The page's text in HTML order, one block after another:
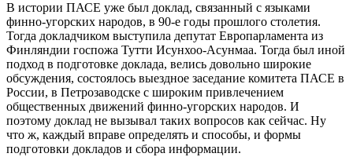
В истории ПАСЕ уже был доклад, связанный с языками
финно-угорских народов, в 90-е годы прошлого столетия.
Тогда докладчиком выступила депутат Европарламента из
Финляндии госпожа Тутти Исунхоо-Асунмаа. Тогда был иной
подход в подготовке доклада, велись довольно широкие
обсуждения, состоялось выездное заседание комитета ПАСЕ в
России, в Петрозаводске с широким привлечением
общественных движений финно-угорских народов. И
поэтому доклад не вызывал таких вопросов как сейчас. Ну
что ж, каждый вправе определять и способы, и формы
подготовки докладов и сбора информации.